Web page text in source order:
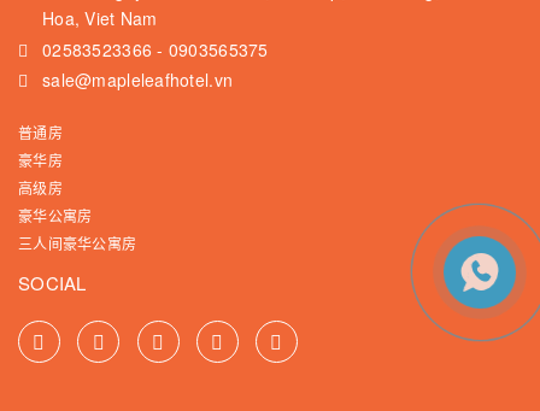
Hoa, Viet Nam
02583523366 - 0903565375
sale@mapleleafhotel.vn
普通房
豪华房
高级房
豪华公寓房
三人间豪华公寓房
SOCIAL